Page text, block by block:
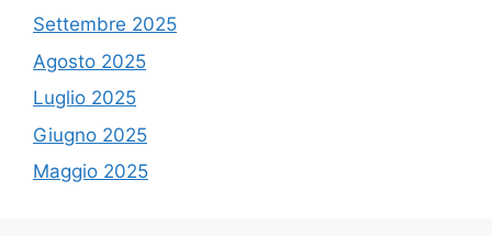
Settembre 2025
Agosto 2025
Luglio 2025
Giugno 2025
Maggio 2025